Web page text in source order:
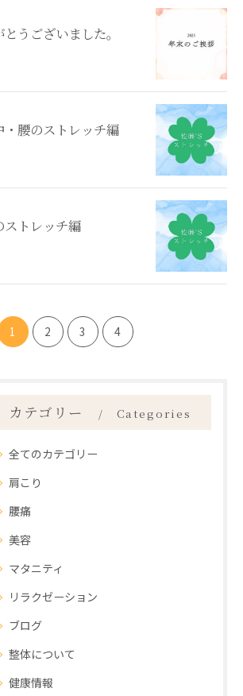
うございました。
腰のストレッチ編
トレッチ編
1 2 3 4
カテゴリー Categories
全てのカテゴリー
肩こり
腰痛
美容
マタニティ
リラクゼーション
ブログ
整体について
健康情報